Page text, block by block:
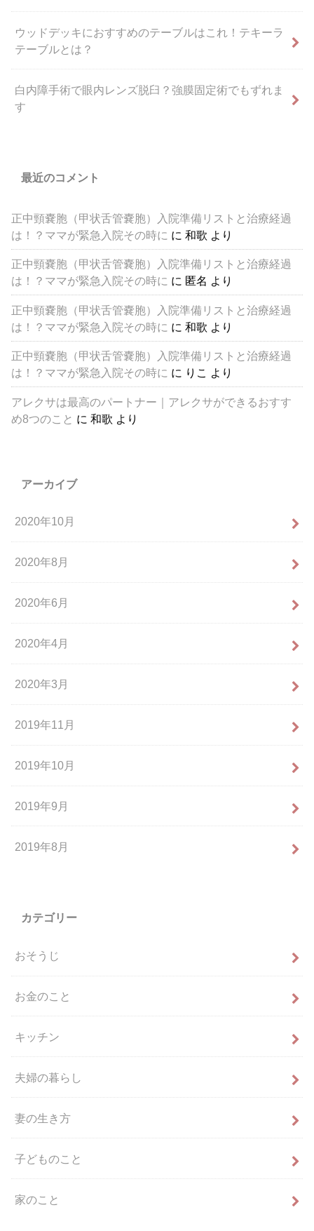
ウッドデッキにおすすめのテーブルはこれ！テキーラ
テーブルとは？
白内障手術で眼内レンズ脱臼？強膜固定術でもずれま
す
最近のコメント
正中頸嚢胞（甲状舌管嚢胞）入院準備リストと治療経過
は！？ママが緊急入院その時に に和歌 より
正中頸嚢胞（甲状舌管嚢胞）入院準備リストと治療経過
は！？ママが緊急入院その時に に 匿名 より
正中頸嚢胞（甲状舌管嚢胞）入院準備リストと治療経過
は！？ママが緊急入院その時に に和歌 より
正中頸嚢胞（甲状舌管嚢胞）入院準備リストと治療経過
は！？ママが緊急入院その時に に りこ より
アレクサは最高のパートナー｜アレクサができるおすす
め8つのこと に和歌 より
アーカイブ
2020年10月
2020年8月
2020年6月
2020年4月
2020年3月
2019年11月
2019年10月
2019年9月
2019年8月
カテゴリー
おそうじ
お金のこと
キッチン
夫婦の暮らし
妻の生き方
子どものこと
家のこと